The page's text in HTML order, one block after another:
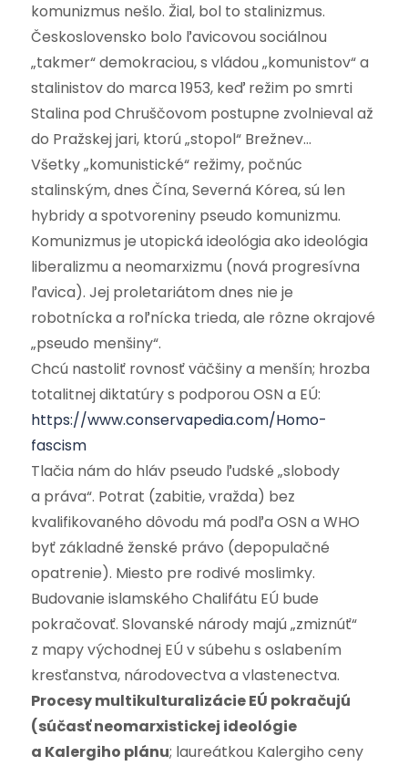
komunizmus nešlo. Žial, bol to stalinizmus.
Československo bolo ľavicovou sociálnou
„takmer“ demokraciou, s vládou „komunistov“ a
stalinistov do marca 1953, keď režim po smrti
Stalina pod Chruščovom postupne zvolnieval až
do Pražskej jari, ktorú „stopol“ Brežnev…
Všetky „komunistické“ režimy, počnúc
stalinským, dnes Čína, Severná Kórea, sú len
hybridy a spotvoreniny pseudo komunizmu.
Komunizmus je utopická ideológia ako ideológia
liberalizmu a neomarxizmu (nová progresívna
ľavica). Jej proletariátom dnes nie je
robotnícka a roľnícka trieda, ale rôzne okrajové
„pseudo menšiny“.
Chcú nastoliť rovnosť väčšiny a menšín; hrozba
totalitnej diktatúry s podporou OSN a EÚ:
https://www.conservapedia.com/Homo-
fascism
Tlačia nám do hláv pseudo ľudské „slobody
a práva“. Potrat (zabitie, vražda) bez
kvalifikovaného dôvodu má podľa OSN a WHO
byť základné ženské právo (depopulačné
opatrenie). Miesto pre rodivé moslimky.
Budovanie islamského Chalifátu EÚ bude
pokračovať. Slovanské národy majú „zmiznúť“
z mapy východnej EÚ v súbehu s oslabením
kresťanstva, národovectva a vlastenectva.
Procesy multikulturalizácie EÚ pokračujú
(súčasť neomarxistickej ideológie
a Kalergiho plánu; laureátkou Kalergiho ceny